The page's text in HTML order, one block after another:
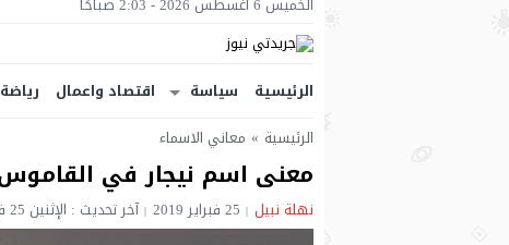
الرئيسية سياسة اقتصاد واعمال رياضة
الرئيسية » معاني الاسماء
معنى اسم نيجار في
نهلة نبيل 25 فبراير 2019 آخر تحديث : الإثنين 25 فبراير 2019 - 9:44 مساءً